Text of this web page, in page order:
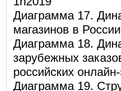
Диаграмма 17.
магазинов в
Диаграмма 18.
зарубежных
российских
Диаграмма 19.